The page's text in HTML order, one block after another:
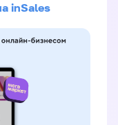
inSales